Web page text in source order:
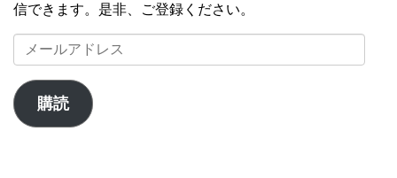
信できます。是非、ご登録ください。
メ
ー
ア
ド
購読